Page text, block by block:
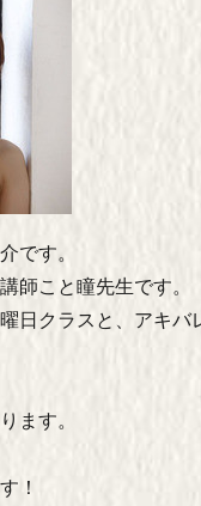
です。
師こと瞳先生です。
日クラスと、アキ
ます。
！